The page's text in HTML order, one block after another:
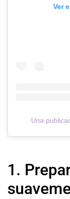
Ver
Una
1.